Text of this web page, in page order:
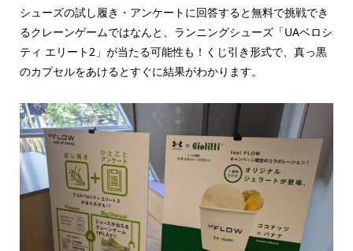
シューズの試し履き・アンケートに回答すると無料で挑戦でき
るクレーンゲームではなんと、ランニングシューズ「UAベロシ
ティ エリート2」が当たる可能性も！くじ引き形式で、真っ黒
のカプセルをあけるとすぐに結果がわかります。